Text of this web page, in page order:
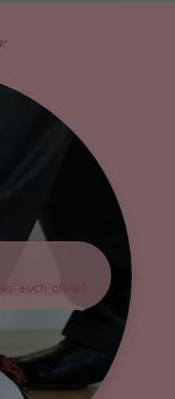
auch ohne?